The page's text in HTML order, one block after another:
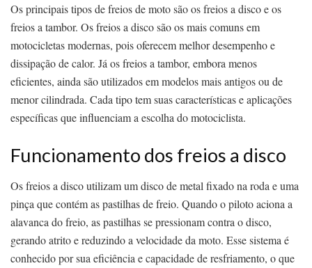
Os principais tipos de freios de moto são os freios a disco e os
freios a tambor. Os freios a disco são os mais comuns em
motocicletas modernas, pois oferecem melhor desempenho e
dissipação de calor. Já os freios a tambor, embora menos
eficientes, ainda são utilizados em modelos mais antigos ou de
menor cilindrada. Cada tipo tem suas características e aplicações
específicas que influenciam a escolha do motociclista.
Funcionamento dos freios a disco
Os freios a disco utilizam um disco de metal fixado na roda e uma
pinça que contém as pastilhas de freio. Quando o piloto aciona a
alavanca do freio, as pastilhas se pressionam contra o disco,
gerando atrito e reduzindo a velocidade da moto. Esse sistema é
conhecido por sua eficiência e capacidade de resfriamento, o que